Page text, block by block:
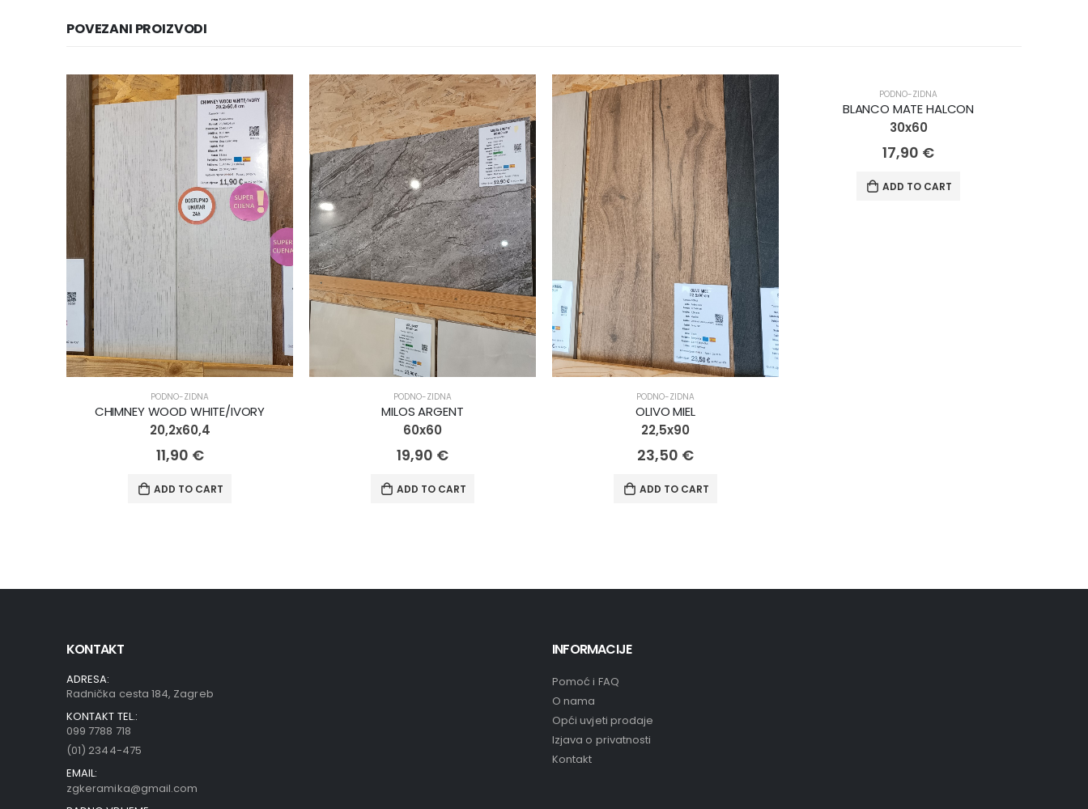
POVEZANI PROIZVODI
PODNO-ZIDNA
CHIMNEY WOOD WHITE/IVORY
20,2x60,4
11,90 €
ADD TO CART
PODNO-ZIDNA
MILOS ARGENT
60x60
19,90 €
ADD TO CART
PODNO-ZIDNA
OLIVO MIEL
22,5x90
23,50 €
ADD TO CART
PODNO-ZIDNA
BLANCO MATE HALCON
30x60
17,90 €
ADD TO CART
KONTAKT
ADRESA:
Radnička cesta 184, Zagreb
KONTAKT TEL.:
099 7788 718
(01) 2344-475
EMAIL:
zgkeramika@gmail.com
INFORMACIJE
Pomoć i FAQ
O nama
Opći uvjeti prodaje
Izjava o privatnosti
Kontakt